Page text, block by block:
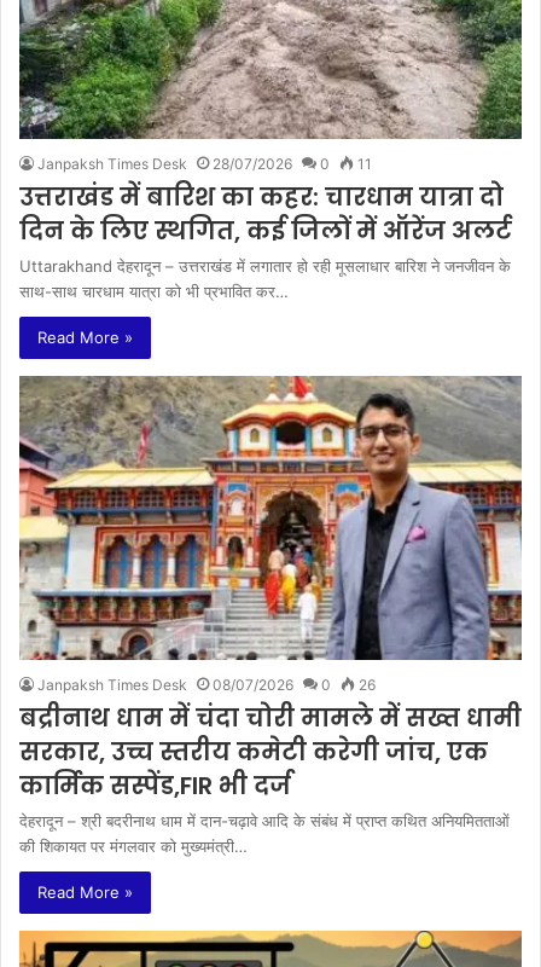
Janpaksh Times Desk 28/07/2026 0 11
उत्तराखंड में बारिश का कहर: चारधाम यात्रा दो
दिन के लिए स्थगित, कई जिलों में ऑरेंज अलर्ट
Uttarakhand देहरादून – उत्तराखंड में लगातार हो रही मूसलाधार बारिश ने जनजीवन के
साथ-साथ चारधाम यात्रा को भी प्रभावित कर…
Read More »
Janpaksh Times Desk 08/07/2026 0 26
बद्रीनाथ धाम में चंदा चोरी मामले में सख्त धामी
सरकार, उच्च स्तरीय कमेटी करेगी जांच, एक
कार्मिक सस्पेंड,FIR भी दर्ज
देहरादून – श्री बदरीनाथ धाम में दान-चढ़ावे आदि के संबंध में प्राप्त कथित अनियमितताओं
की शिकायत पर मंगलवार को मुख्यमंत्री…
Read More »